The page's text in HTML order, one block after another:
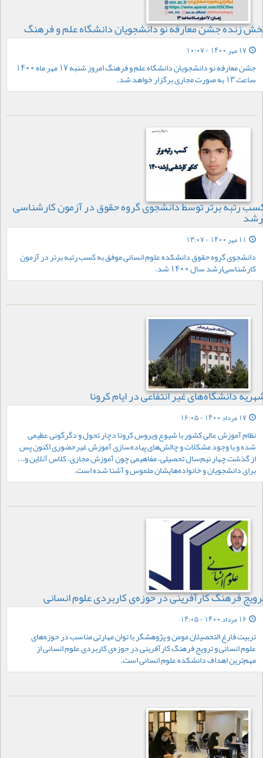
زنده جشن معارفه نو دانشجویان دانشگاه علم و فرهنگ
جشن معارفه نو دانشجویان دانشگاه علم و فرهنگ امروز شنبه 17 مهر ماه 1400
ساعت 13 به صورت مجاری برگزار خواهد شد.
رتبه برتر توسط دانشجوی گروه حقوق در آزمون کارشناسی
دانشجوی گروه حقوق دانشکده علوم انسانی موفق به کسب رتبه برتر در آزمون
کارشناسی‌ارشد سال 1400 شد.
دانشگاه‌های غیر انتفاعی در ایام کرونا
نظام آموزش عالی‌ کشور با شیوع ویروس کرونا دچار تحول و دگرگونی عظیمی
شده و با وجود مشکلات و چالش‌های پیاده‌سازی آموزش غیرحضوری اکنون پس
از گذشت چهار نیم‌سال تحصیلی، مفاهیمی چون آموزش مجازی، کلاس آنلاین و...
برای دانشجویان و خانواده‌هایشان ملموس و آشنا شده است.
فرهنگ كارآفرينی در حوزه‌ی كاربردی علوم انسانی
تربيت فارغ التحصيلان مومن و پژوهشگر با توان مهارتی مناسب در حوزه‌های
علوم انسانی و ترويج فرهنگ كارآفرينی در حوزه‌ی كاربردی علوم انسانی از
مهم‌ترین اهداف دانشکده علوم انسانی است.